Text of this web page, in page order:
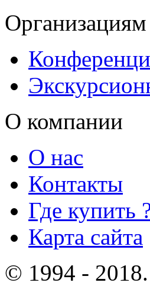
Организациям
О компании
О нас
Контакты
Где купить
Карта сайта
© 1994 -